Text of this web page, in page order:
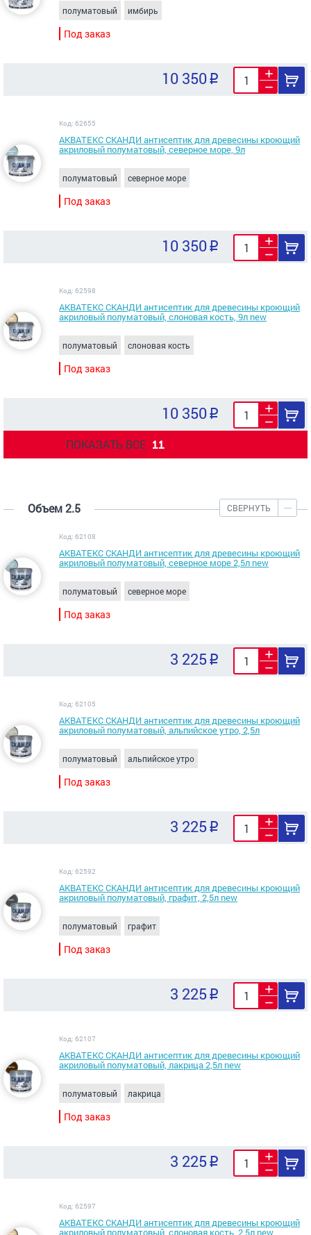
полуматовый имбирь
Под заказ
10 350
Код: 62655
АКВАТЕКС СКАНДИ антисептик для древесины кроющий
акриловый полуматовый, северное море, 9л
полуматовый северное море
Под заказ
10 350
Код: 62598
АКВАТЕКС СКАНДИ антисептик для древесины кроющий
акриловый полуматовый, слоновая кость, 9л new
полуматовый слоновая кость
Под заказ
10 350
ПОКАЗАТЬ ВСЕ 11
Объем 2.5 СВЕРНУТЬ
Код: 62108
АКВАТЕКС СКАНДИ антисептик для древесины кроющий
акриловый полуматовый, северное море 2,5л new
полуматовый северное море
Под заказ
3 225
Код: 62105
АКВАТЕКС СКАНДИ антисептик для древесины кроющий
акриловый полуматовый, альпийское утро, 2,5л
полуматовый альпийское утро
Под заказ
3 225
Код: 62592
АКВАТЕКС СКАНДИ антисептик для древесины кроющий
акриловый полуматовый, графит, 2,5л new
полуматовый графит
Под заказ
3 225
Код: 62107
АКВАТЕКС СКАНДИ антисептик для древесины кроющий
акриловый полуматовый, лакрица 2,5л new
полуматовый лакрица
Под заказ
3 225
Код: 62597
АКВАТЕКС СКАНДИ антисептик для древесины кроющий
акриловый полуматовый, слоновая кость, 2,5л new